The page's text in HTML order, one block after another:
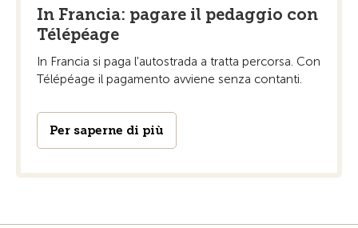
In Francia: pagare il pedaggio con
Télépéage
In Francia si paga l'autostrada a tratta percorsa. Con
Télépéage il pagamento avviene senza contanti.
Per saperne di più